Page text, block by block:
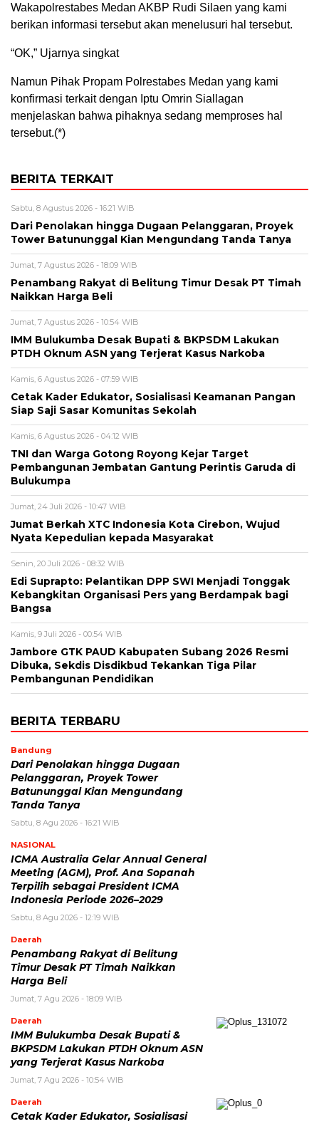
Wakapolrestabes Medan AKBP Rudi Silaen yang kami
berikan informasi tersebut akan menelusuri hal tersebut.
“OK,” Ujarnya singkat
Namun Pihak Propam Polrestabes Medan yang kami
konfirmasi terkait dengan Iptu Omrin Siallagan
menjelaskan bahwa pihaknya sedang memproses hal
tersebut.(*)
BERITA TERKAIT
Sabtu, 8 Agustus 2026 - 16:21 WIB
Dari Penolakan hingga Dugaan Pelanggaran, Proyek
Tower Batununggal Kian Mengundang Tanda Tanya
Jumat, 7 Agustus 2026 - 18:09 WIB
Penambang Rakyat di Belitung Timur Desak PT Timah
Naikkan Harga Beli
Jumat, 7 Agustus 2026 - 10:54 WIB
IMM Bulukumba Desak Bupati & BKPSDM Lakukan
PTDH Oknum ASN yang Terjerat Kasus Narkoba
Kamis, 6 Agustus 2026 - 07:59 WIB
Cetak Kader Edukator, Sosialisasi Keamanan Pangan
Siap Saji Sasar Komunitas Sekolah
Kamis, 6 Agustus 2026 - 04:12 WIB
TNI dan Warga Gotong Royong Kejar Target
Pembangunan Jembatan Gantung Perintis Garuda di
Bulukumpa
Jumat, 24 Juli 2026 - 10:47 WIB
Jumat Berkah XTC Indonesia Kota Cirebon, Wujud
Nyata Kepedulian kepada Masyarakat
Senin, 20 Juli 2026 - 08:32 WIB
Edi Suprapto: Pelantikan DPP SWI Menjadi Tonggak
Kebangkitan Organisasi Pers yang Berdampak bagi
Bangsa
Kamis, 9 Juli 2026 - 00:54 WIB
Jambore GTK PAUD Kabupaten Subang 2026 Resmi
Dibuka, Sekdis Disdikbud Tekankan Tiga Pilar
Pembangunan Pendidikan
BERITA TERBARU
Bandung
Dari Penolakan hingga Dugaan
Pelanggaran, Proyek Tower
Batununggal Kian Mengundang
Tanda Tanya
Sabtu, 8 Agu 2026 - 16:21 WIB
NASIONAL
ICMA Australia Gelar Annual General
Meeting (AGM), Prof. Ana Sopanah
Terpilih sebagai President ICMA
Indonesia Periode 2026–2029
Sabtu, 8 Agu 2026 - 12:19 WIB
Daerah
Penambang Rakyat di Belitung
Timur Desak PT Timah Naikkan
Harga Beli
Jumat, 7 Agu 2026 - 18:09 WIB
Daerah
IMM Bulukumba Desak Bupati &
BKPSDM Lakukan PTDH Oknum ASN
yang Terjerat Kasus Narkoba
Jumat, 7 Agu 2026 - 10:54 WIB
Daerah
Cetak Kader Edukator, Sosialisasi